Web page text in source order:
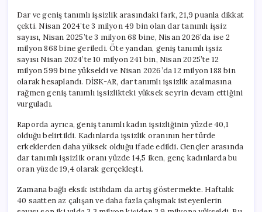
Dar ve geniş tanımlı işsizlik arasındaki fark, 21,9 puanla dikkat
çekti. Nisan 2024’te 3 milyon 49 bin olan dar tanımlı işsiz
sayısı, Nisan 2025’te 3 milyon 68 bine, Nisan 2026’da ise 2
milyon 868 bine geriledi. Öte yandan, geniş tanımlı işsiz
sayısı Nisan 2024’te 10 milyon 241 bin, Nisan 2025’te 12
milyon 599 bine yükseldi ve Nisan 2026’da 12 milyon 188 bin
olarak hesaplandı. DİSK-AR, dar tanımlı işsizlik azalmasına
rağmen geniş tanımlı işsizlikteki yüksek seyrin devam ettiğini
vurguladı.
Raporda ayrıca, geniş tanımlı kadın işsizliğinin yüzde 40,1
olduğu belirtildi. Kadınlarda işsizlik oranının her türde
erkeklerden daha yüksek olduğu ifade edildi. Gençler arasında
dar tanımlı işsizlik oranı yüzde 14,5 iken, genç kadınlarda bu
oran yüzde 19,4 olarak gerçekleşti.
Zamana bağlı eksik istihdam da artış göstermekte. Haftalık
40 saatten az çalışan ve daha fazla çalışmak isteyenlerin